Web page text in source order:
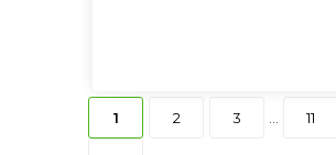
1 2 3 11